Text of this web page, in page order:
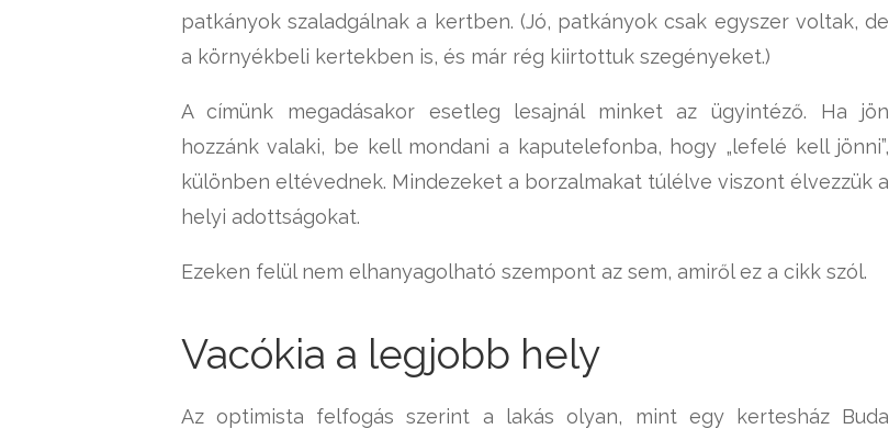
patkányok szaladgálnak a kertben. (Jó, patkányok csak egyszer voltak, de
a környékbeli kertekben is, és már rég kiirtottuk szegényeket.)
A címünk megadásakor esetleg lesajnál minket az ügyintéző. Ha jön
hozzánk valaki, be kell mondani a kaputelefonba, hogy „lefelé kell jönni”,
különben eltévednek. Mindezeket a borzalmakat túlélve viszont élvezzük a
helyi adottságokat.
Ezeken felül nem elhanyagolható szempont az sem, amiről ez a cikk szól.
Vacókia a legjobb hely
Az optimista felfogás szerint a lakás olyan, mint egy kertesház Buda